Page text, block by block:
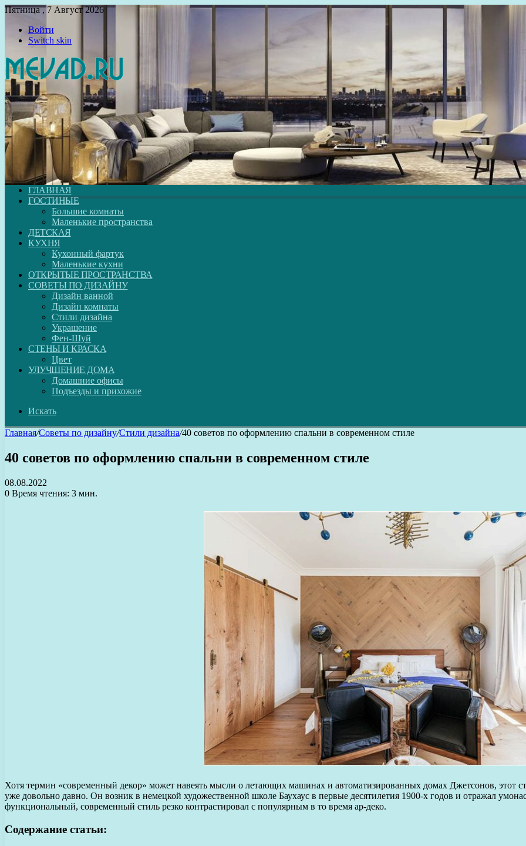
Пятница , 7 Август 2026
Войти
Switch skin
ГЛАВНАЯ
ГОСТИНЫЕ
Большие комнаты
Маленькие пространства
ДЕТСКАЯ
КУХНЯ
Кухонный фартук
Маленькие кухни
ОТКРЫТЫЕ ПРОСТРАНСТВА
СОВЕТЫ ПО ДИЗАЙНУ
Дизайн ванной
Дизайн комнаты
Стили дизайна
Украшение
Фен-Шуй
СТЕНЫ И КРАСКА
Цвет
УЛУЧШЕНИЕ ДОМА
Домашние офисы
Подъезды и прихожие
Искать
Главная/Советы по дизайну/Стили дизайна/40 советов по оформлению спальни в современном стиле
40 советов по оформлению спальни в современном стиле
08.08.2022
0 Время чтения: 3 мин.
Хотя термин «современный декор» может навеять мысли о летающих машинах и автоматизированных домах Джетсонов, этот
уже довольно давно. Он возник в немецкой художественной школе Баухаус в первые десятилетия 1900-х годов и отражал
функциональный, современный стиль резко контрастировал с популярным в то время ар-деко.
Содержание статьи: